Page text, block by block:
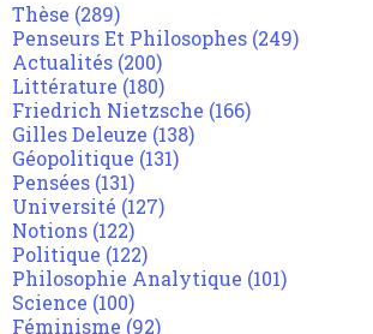
Thèse (289)
Penseurs Et Philosophes (249)
Actualités (200)
Littérature (180)
Friedrich Nietzsche (166)
Gilles Deleuze (138)
Géopolitique (131)
Pensées (131)
Université (127)
Notions (122)
Politique (122)
Philosophie Analytique (101)
Science (100)
Féminisme (92)